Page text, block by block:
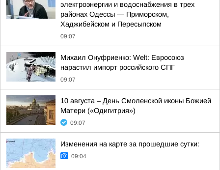
электроэнергии и водоснабжения в трех
районах Одессы — Приморском,
Хаджибейском и Пересыпском
09:07
Михаил Онуфриенко: Welt: Евросоюз
нарастил импорт российского СПГ
09:07
10 августа – День Смоленской иконы Божией
Матери («Одигитрия»)
09:07
Изменения на карте за прошедшие сутки:
09:04